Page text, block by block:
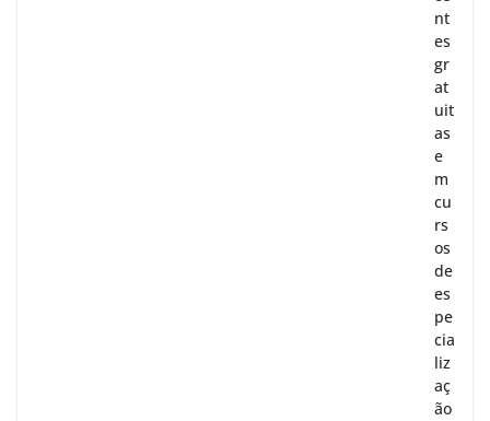
nt
es
gr
at
uit
as
e
m
cu
rs
os
de
es
pe
cia
liz
aç
ão